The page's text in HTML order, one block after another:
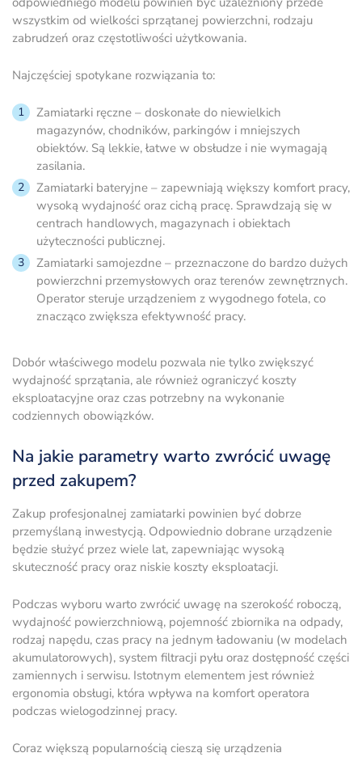
wszystkim od wielkości sprzątanej powierzchni, rodzaju
zabrudzeń oraz częstotliwości użytkowania.
Najczęściej spotykane rozwiązania to:
Zamiatarki ręczne – doskonałe do niewielkich
magazynów, chodników, parkingów i mniejszych
obiektów. Są lekkie, łatwe w obsłudze i nie wymagają
zasilania.
Zamiatarki bateryjne – zapewniają większy komfort pracy,
wysoką wydajność oraz cichą pracę. Sprawdzają się w
centrach handlowych, magazynach i obiektach
użyteczności publicznej.
Zamiatarki samojezdne – przeznaczone do bardzo dużych
powierzchni przemysłowych oraz terenów zewnętrznych.
Operator steruje urządzeniem z wygodnego fotela, co
znacząco zwiększa efektywność pracy.
Dobór właściwego modelu pozwala nie tylko zwiększyć
wydajność sprzątania, ale również ograniczyć koszty
eksploatacyjne oraz czas potrzebny na wykonanie
codziennych obowiązków.
Na jakie parametry warto zwrócić uwagę
przed zakupem?
Zakup profesjonalnej zamiatarki powinien być dobrze
przemyślaną inwestycją. Odpowiednio dobrane urządzenie
będzie służyć przez wiele lat, zapewniając wysoką
skuteczność pracy oraz niskie koszty eksploatacji.
Podczas wyboru warto zwrócić uwagę na szerokość roboczą,
wydajność powierzchniową, pojemność zbiornika na odpady,
rodzaj napędu, czas pracy na jednym ładowaniu (w modelach
akumulatorowych), system filtracji pyłu oraz dostępność części
zamiennych i serwisu. Istotnym elementem jest również
ergonomia obsługi, która wpływa na komfort operatora
podczas wielogodzinnej pracy.
Coraz większą popularnością cieszą się urządzenia